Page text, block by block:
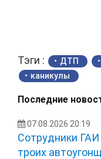
Тэги : ДТП
каникулы
Последние
07.08.2026 20:19
Сотрудники
троих